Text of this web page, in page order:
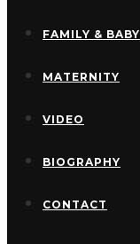
FAMILY & BABY
MATERNITY
VIDEO
BIOGRAPHY
CONTACT